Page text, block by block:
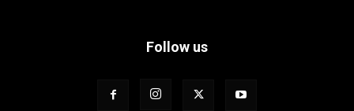
Follow us